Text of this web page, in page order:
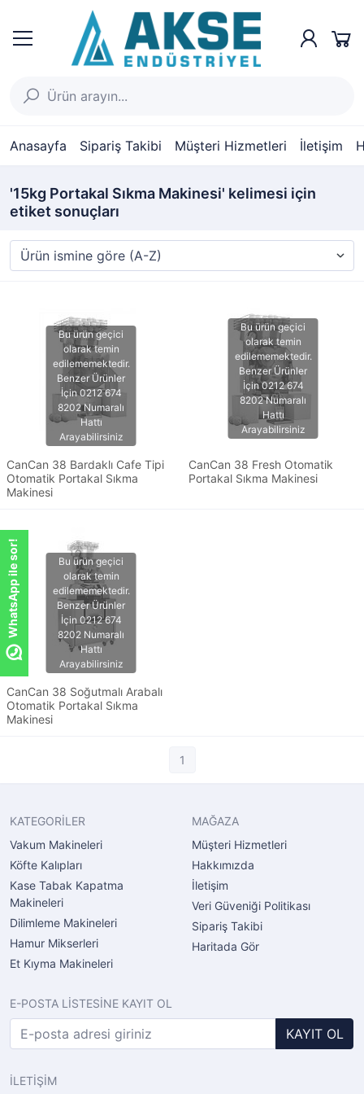
Anasayfa Sipariş Takibi Müşteri Hizmetleri İletişim
'15kg Portakal Sıkma Makinesi' kelimesi için
etiket sonuçları
CanCan 38 Bardaklı Cafe Tipi
Otomatik Portakal Sıkma
Makinesi
CanCan 38 Fresh Otomatik
Portakal Sıkma Makinesi
CanCan 38 Soğutmalı Arabalı
Otomatik Portakal Sıkma
Makinesi
1
KATEGORİLER
Vakum Makineleri
Köfte Kalıpları
Kase Tabak Kapatma
Makineleri
Dilimleme Makineleri
Hamur Mikserleri
Et Kıyma Makineleri
MAĞAZA
Müşteri Hizmetleri
Hakkımızda
İletişim
Veri Güveniği Politikası
Sipariş Takibi
Haritada Gör
E-POSTA LİSTESİNE KAYIT OL
KAYIT OL
İLETİŞİM
WhatsApp ile sor!